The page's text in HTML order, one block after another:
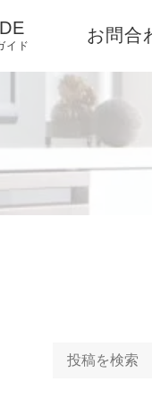
イド
取引法に基づ
バシーポリシ
お問合